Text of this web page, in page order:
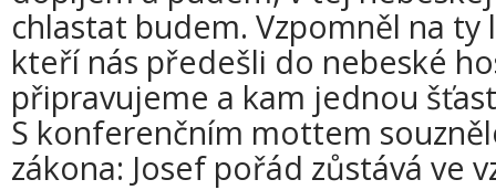
chlastat budem. Vzpomněl na ty
kteří nás předešli do nebeské
připravujeme a kam jednou
S konferenčním mottem
zákona: Josef pořád zůstává ve